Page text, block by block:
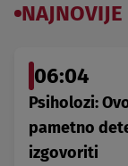
NAJNOVIJE
06:04
Psiholozi:
pametno
izgovoriti